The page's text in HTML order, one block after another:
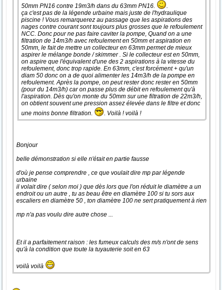
50mm PN16 contre 19m3/h dans du 63mm PN16.
.
ça c'est pas de la légende urbaine mais juste de l'hydraulique
piscine ! Vous remarquerez au passage que les aspirations des
nages contre courant sont toujours plus grosses que le refoulement
NCC. Donc pour ne pas faire caviter la pompe, Quand on a une
filtration de 14m3/h avec refoulement en 50mm et aspiration en
50mm, le fait de mettre un collecteur en 63mm permet de mieux
aspirer le mélange bonde / skimmer . Si le collecteur est en 50mm,
on aspire que l'équivalent d'une des 2 aspirations à la vitesse du
refoulement, donc trop rapide. En 63mm, c'est forcément + qu'un
diam 50 donc on a de quoi alimenter les 14m3/h de la pompe en
refoulement. Après la pompe, on peut rester donc rester en 50mm
(pour du 14m3/h) car on passe plus de débit en refoulement qu'à
l'aspiration. Dès qu'on monte du 50mm sur une filtration de 22m3/h,
on obtient souvent une pression assez élevée dans le filtre et donc
une moins bonne filtration.
. Voilà ! voilà !
Bonjour
belle démonstration si elle n'était en partie fausse
d'où je pense comprendre , ce que voulait dire mp par légende
urbaine
il volait dire ( selon moi ) que dès lors que l'on réduit le diamètre a un
endroit ou un autre , tu as beau être en diamètre 100 si tu sors aux
escaliers en diamètre 50 , ton diamètre 100 ne sert pratiquement à rien
mp n'a pas voulu dire autre chose ...
Et il a parfaitement raison : les fumeux calculs des m/s n'ont de sens
qu'à la condition que toute la tuyauterie soit en 63
voilà voilà